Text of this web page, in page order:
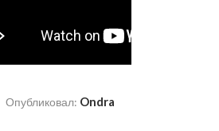
Опубликовал: Ondra